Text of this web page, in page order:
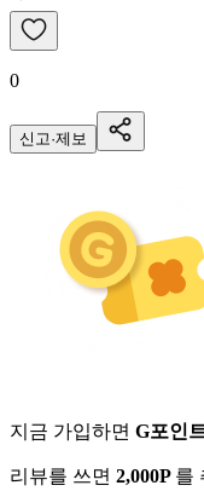
0
신고·제보
지금 가입하면 G포인
리뷰를 쓰면 2,000P 를